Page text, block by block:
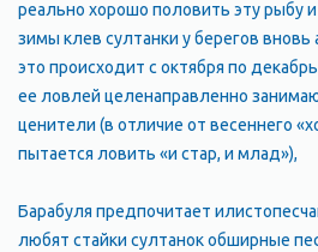
реально хорошо половить эту рыбу
зимы клев султанки у берегов
это происходит с октября по
ее ловлей целенаправленно
ценители (в отличие от весеннего
пытается ловить «и стар, и млад»),
Барабуля предпочитает
любят стайки султанок обширные